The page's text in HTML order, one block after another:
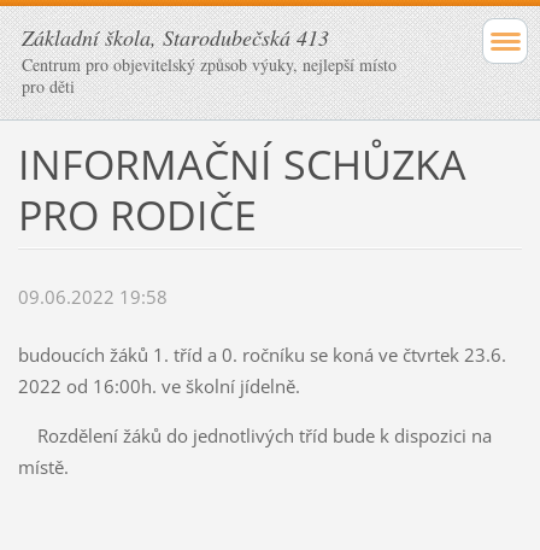
Základní škola, Starodubečská 413
Centrum pro objevitelský způsob výuky, nejlepší místo
pro děti
INFORMAČNÍ SCHŮZKA
PRO RODIČE
09.06.2022 19:58
budoucích žáků 1. tříd a 0. ročníku se koná ve čtvrtek 23.6.
2022 od 16:00h. ve školní jídelně.
Rozdělení žáků do jednotlivých tříd bude k dispozici na
místě.